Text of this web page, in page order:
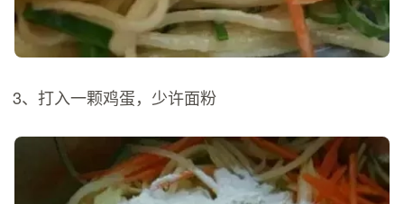
3、打入一颗鸡蛋，少许面粉